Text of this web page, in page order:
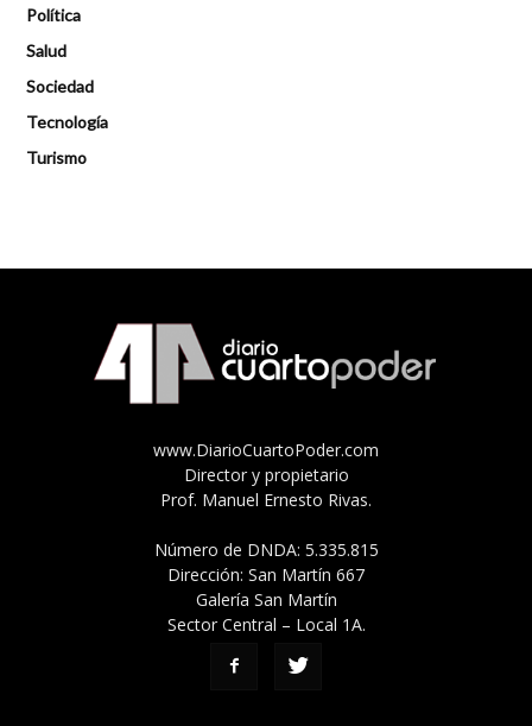
Política
Salud
Sociedad
Tecnología
Turismo
www.DiarioCuartoPoder.com
Director y propietario
Prof. Manuel Ernesto Rivas.
Número de DNDA: 5.335.815
Dirección: San Martín 667
Galería San Martín
Sector Central – Local 1A.